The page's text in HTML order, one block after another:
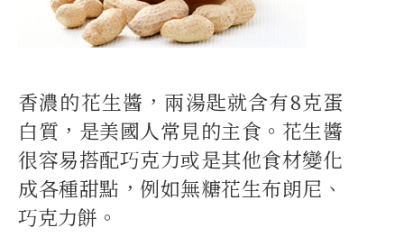
香濃的花生醬，兩湯匙就含有8克蛋
白質，是美國人常見的主食。花生醬
很容易搭配巧克力或是其他食材變化
成各種甜點，例如無糖花生布朗尼、
巧克力餅。